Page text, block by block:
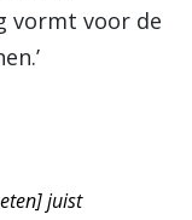
vormt voor de
juist